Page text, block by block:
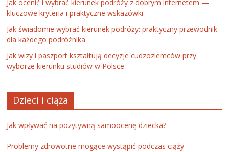
Jak ocenić i wybrać kierunek podróży z dobrym internetem —
kluczowe kryteria i praktyczne wskazówki
Jak świadomie wybrać kierunek podróży: praktyczny przewodnik
dla każdego podróżnika
Jak wizy i paszport kształtują decyzje cudzoziemców przy
wyborze kierunku studiów w Polsce
Dzieci i ciąża
Jak wpływać na pozytywną samoocenę dziecka?
Problemy zdrowotne mogące wystąpić podczas ciąży